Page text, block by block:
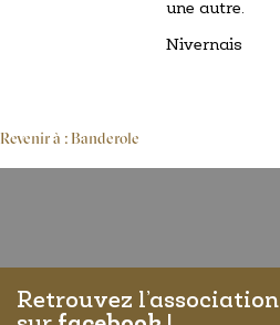
une autre.
Nivernais
Revenir à : Banderole
Retrouvez l’association